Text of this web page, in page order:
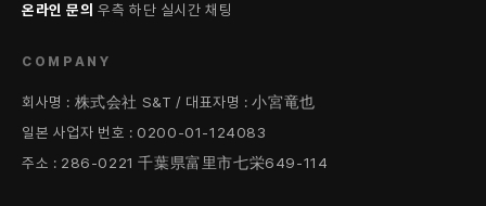
온라인 문의 우측 하단 실시간 채팅
COMPANY
회사명 : 株式会社 S&T / 대표자명 : 小宮竜也
일본 사업자 번호 : 0200-01-124083
주소 : 286-0221 千葉県富里市七栄649-114